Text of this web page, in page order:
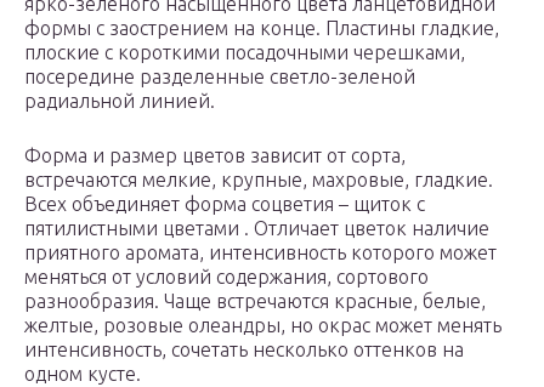
формы с заострением на конце. Пластины гладкие,
плоские с короткими посадочными черешками,
посередине разделенные светло-зеленой
радиальной линией.
Форма и размер цветов зависит от сорта,
встречаются мелкие, крупные, махровые, гладкие.
Всех объединяет форма соцветия – щиток с
пятилистными цветами . Отличает цветок наличие
приятного аромата, интенсивность которого может
меняться от условий содержания, сортового
разнообразия. Чаще встречаются красные, белые,
желтые, розовые олеандры, но окрас может менять
интенсивность, сочетать несколько оттенков на
одном кусте.